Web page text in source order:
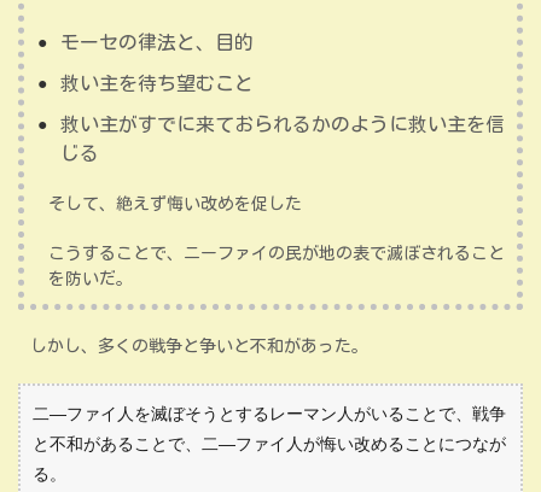
モーセの律法と、目的
救い主を待ち望むこと
救い主がすでに来ておられるかのように救い主を信
じる
そして、絶えず悔い改めを促した
こうすることで、ニーファイの民が地の表で滅ぼされること
を防いだ。
しかし、多くの戦争と争いと不和があった。
二―ファイ人を滅ぼそうとするレーマン人がいることで、戦争
と不和があることで、二―ファイ人が悔い改めることにつなが
る。